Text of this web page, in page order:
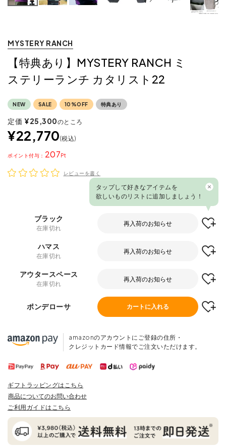
MYSTERY RANCH
【特典あり】MYSTERY RANCH ミ
ステリーランチ カタリスト22
NEW SALE 10%OFF 特典あり
定価 ¥25,300のところ
¥22,770 税込
207
ポイント
レビューを書く
商品番号 M08324
欲しいものリストに追加しましょう！
ブラック
在庫切れ
再入荷のお知らせ
ハマス
在庫切れ
再入荷のお知らせ
アウタースペース
在庫切れ
再入荷のお知らせ
ポンデローサ カートに入れる
amazonのアカウントにご登録の住所・
クレジットカード情報でご注文いただけます。
ギフトラッピングはこちら
商品についてのお問い合わせ
ご利用ガイドはこちら